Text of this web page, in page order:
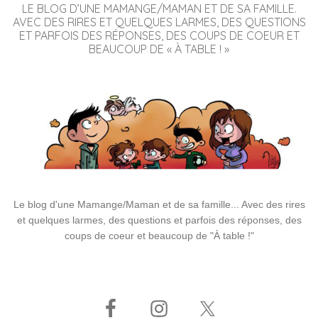
LE BLOG D’UNE MAMANGE/MAMAN ET DE SA FAMILLE.
AVEC DES RIRES ET QUELQUES LARMES, DES QUESTIONS
ET PARFOIS DES RÉPONSES, DES COUPS DE COEUR ET
BEAUCOUP DE « À TABLE ! »
Le blog d'une Mamange/Maman et de sa famille... Avec des rires
et quelques larmes, des questions et parfois des réponses, des
coups de coeur et beaucoup de "À table !"